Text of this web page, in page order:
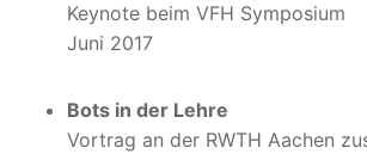
Keynote beim VFH Symposium
Juni 2017
Bots in der Lehre
Vortrag an der RWTH Aachen